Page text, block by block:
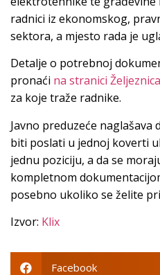
radnici iz ekonomskog,
sektora, a mjesto rada je
Detalje o potrebnoj
pronaći na stranici
za koje traže radnike.
Javno preduzeće
biti poslati u jednoj koverti
jednu poziciju, a da se
kompletnom
posebno ukoliko se želite
Izvor: Klix
Facebook